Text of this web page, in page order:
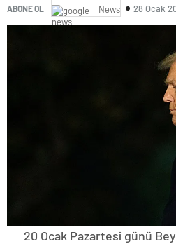
ABONE OL News 28 Ocak
20 Ocak Pazartesi günü